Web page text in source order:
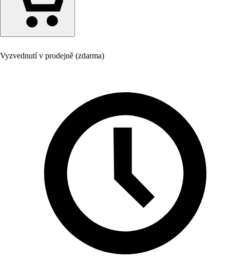
Vyzvednutí v prodejně (zdarma)